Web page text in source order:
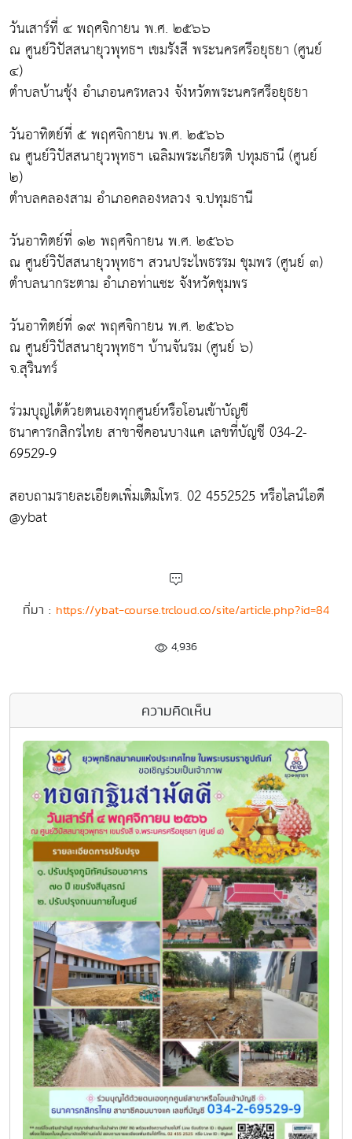
วันเสาร์ที่ ๔ พฤศจิกายน พ.ศ. ๒๕๖๖
ณ ศูนย์วิปัสสนายุวพุทธฯ เขมรังสี พระนครศรีอยุธยา (ศูนย์
๔)
ตำบลบ้านชุ้ง อำเภอนครหลวง จังหวัดพระนครศรีอยุธยา
วันอาทิตย์ที่ ๕ พฤศจิกายน พ.ศ. ๒๕๖๖
ณ ศูนย์วิปัสสนายุวพุทธฯ เฉลิมพระเกียรติ ปทุมธานี (ศูนย์
๒)
ตำบลคลองสาม อำเภอคลองหลวง จ.ปทุมธานี
วันอาทิตย์ที่ ๑๒ พฤศจิกายน พ.ศ. ๒๕๖๖
ณ ศูนย์วิปัสสนายุวพุทธฯ สวนประไพธรรม ชุมพร (ศูนย์ ๓)
ตำบลนากระตาม อำเภอท่าแซะ จังหวัดชุมพร
วันอาทิตย์ที่ ๑๙ พฤศจิกายน พ.ศ. ๒๕๖๖
ณ ศูนย์วิปัสสนายุวพุทธฯ บ้านจันรม (ศูนย์ ๖)
จ.สุรินทร์
ร่วมบุญได้ด้วยตนเองทุกศูนย์หรือโอนเข้าบัญชี
ธนาคารกสิกรไทย สาขาซีคอนบางแค เลขที่บัญชี 034-2-
69529-9
สอบถามรายละเอียดเพิ่มเติมโทร. 02 4552525 หรือไลน์ไอดี
@ybat
ที่มา : https://ybat-course.trcloud.co/site/article.php?id=84
4,936
ความคิดเห็น